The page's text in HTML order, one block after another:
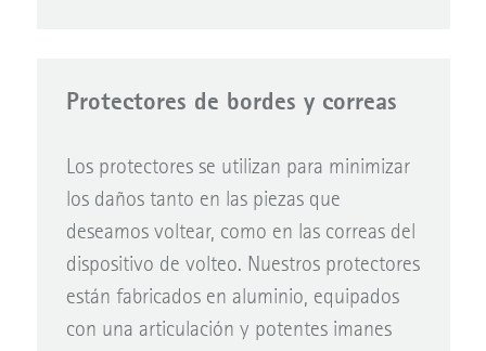
Protectores de bordes y correas
Los protectores se utilizan para minimizar
los daños tanto en las piezas que
deseamos voltear, como en las correas del
dispositivo de volteo. Nuestros protectores
están fabricados en aluminio, equipados
con una articulación y potentes imanes